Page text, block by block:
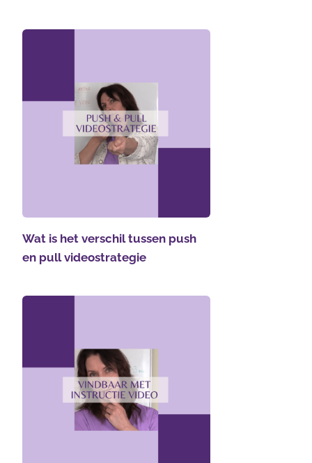
Wat is het verschil tussen push
en pull videostrategie